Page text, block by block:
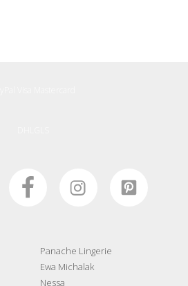
Panache Lingerie
Ewa Michalak
Nessa